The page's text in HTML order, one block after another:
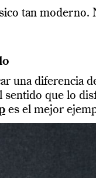
tan moderno.
una diferencia
que lo
es el mejor